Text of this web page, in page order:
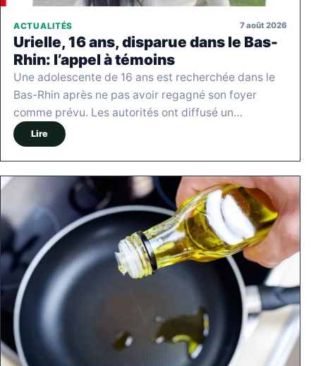
ACTUALITÉS 7 août 2026
Urielle, 16 ans, disparue dans le Bas-
Rhin: l’appel à témoins
Une adolescente de 16 ans est recherchée dans le
Bas-Rhin après ne pas avoir regagné son foyer
comme prévu. Les autorités ont diffusé un…
Lire